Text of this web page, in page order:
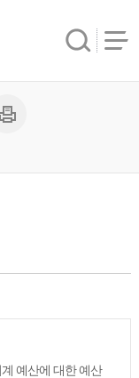
예산에 대한 예산